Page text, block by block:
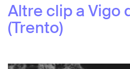
Altre clip aVigo
(Trento)